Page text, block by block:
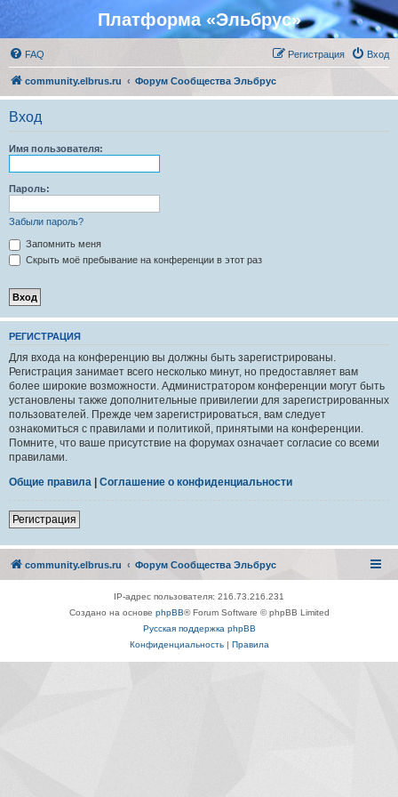
Платформа «Эльбрус»
FAQ Вход
Регистрация
community.elbrus.ru Форум Сообщества Эльбрус
Вход
Имя пользователя:
Пароль:
Забыли пароль?
Запомнить меня
Скрыть моё пребывание на конференции в этот раз
РЕГИСТРАЦИЯ
Для входа на конференцию вы должны быть зарегистрированы.
Регистрация занимает всего несколько минут, но предоставляет вам
более широкие возможности. Администратором конференции могут быть
установлены также дополнительные привилегии для зарегистрированных
пользователей. Прежде чем зарегистрироваться, вам следует
ознакомиться с правилами и политикой, принятыми на конференции.
Помните, что ваше присутствие на форумах означает согласие со всеми
правилами.
Общие правила | Соглашение о конфиденциальности
Регистрация
community.elbrus.ru Форум Сообщества Эльбрус
IP-адрес пользователя: 216.73.216.231
Создано на основе phpBB® Forum Software © phpBB Limited
Русская поддержка phpBB
Конфиденциальность| Правила